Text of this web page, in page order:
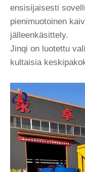
ensisijaisesti
pienimuotoinen
jälleenkäsittely.
Jinqi on luotettu
kultaisia